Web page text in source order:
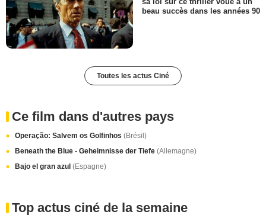
beau succès dans les années 90
Toutes les actus Ciné
Ce film dans d'autres pays
Operação: Salvem os Golfinhos (Brésil)
Beneath the Blue - Geheimnisse der Tiefe (Allemagne)
Bajo el gran azul (Espagne)
Top actus ciné de la semaine